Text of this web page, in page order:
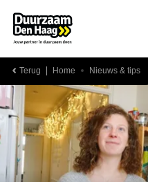
Terug Home Nieuws & tips